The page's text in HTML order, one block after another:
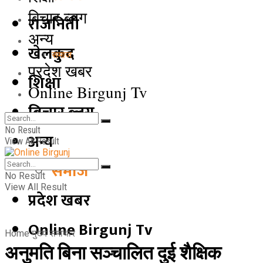
राजनिती
खेलकुद
शिक्षा
बिचार ब्लग
अन्य
समाज
प्रदेश खबर
Online Birgunj Tv
बिचार ब्लग
अन्य
समाज
प्रदेश खबर
Online Birgunj Tv
No Result
View All Result
No Result
View All Result
Home मुख्य समाचार
अनुमति बिना सञ्चालित दुई शैक्षिक